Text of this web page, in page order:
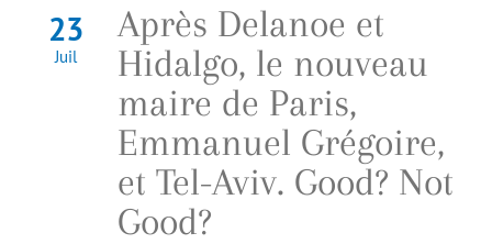
23
Juil
Après Delanoe et
Hidalgo, le nouveau
maire de Paris,
Emmanuel Grégoire,
et Tel-Aviv. Good? Not
Good?